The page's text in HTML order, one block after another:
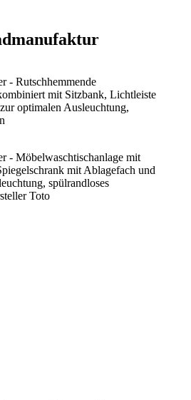
- Rutschhemmende
mit Sitzbank, Lichtleiste
optimalen Ausleuchtung,
- Möbelwaschtischanlage mit
mit Ablagefach und
spülrandloses
Toto